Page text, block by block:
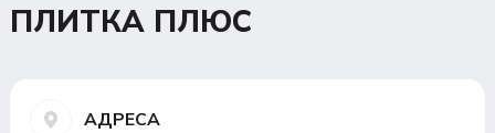
ПЛИТКА ПЛЮС
АДРЕСА